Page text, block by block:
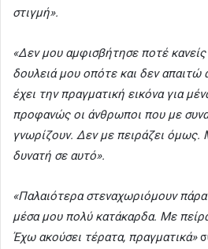
στιγμή».
«Δεν μου αμφισβήτησε ποτέ
δουλειά μου οπότε και δεν απαιτώ
έχει την πραγματική εικόνα για
προφανώς οι άνθρωποι που με
γνωρίζουν. Δεν με πειράζει όμως.
δυνατή σε αυτό».
«Παλαιότερα στεναχωριόμουν
μέσα μου πολύ κατάκαρδα. Με
Έχω ακούσει τέρατα, πραγματικά»